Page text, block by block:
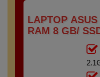
LAPTOP
RAM 8 GB/